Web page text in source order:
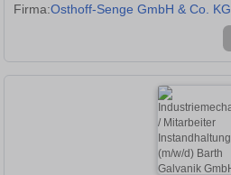
Firma:Osthoff-Senge GmbH & Co. KG